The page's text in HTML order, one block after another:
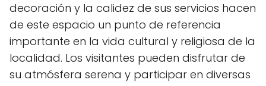
decoración y la calidez de sus servicios hacen
de este espacio un punto de referencia
importante en la vida cultural y religiosa de la
localidad. Los visitantes pueden disfrutar de
su atmósfera serena y participar en diversas